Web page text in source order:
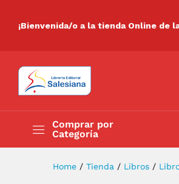
¡Bienvenida/o a la tienda Online de
Comprar por
Categoría
Promociones
Home / Tienda / Libros /